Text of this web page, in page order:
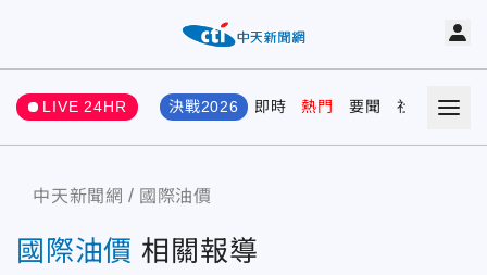
LIVE 24HR 決戰2026 即時 熱門 要聞 社會 娛樂
中天新聞網 國際油價
國際油價 相關報導